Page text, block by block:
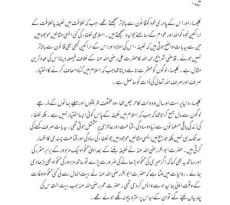
ہیں۔
کلیساء اور اس کے پادری خود کو قانون سے بالاتر سمجھتے تھے ، جب کہ خلافت میں خلیفہ یا خلافت کے
اراکین خود کو اللہ اور عوام کے سامنے جوابدہ سمجھتے ہیں۔اسلامی خلفاء کی کئی ایسی مثالیں موجود ہیں
جن سے یہ بات واضح ہوتی ہیں کہ خلیفہ، اس کی اولاداور اس کے اراکین کبھی بھی قانون سے بالاتر
نہیں ہوئے۔قاضی شریح رحمہ اللہ کا حضرت علی رضی اللہ عنہ کے خلاف فیصلہ دینا اس کی عمدہ ترین
مثال ہے۔کلیساء لوگوں کو مغفرت نامے دیتا تھا جب کہ اسلام میں گناہ معاف کرنے کا اختیار
صرف اور صرف اللہ تعالیٰ کی ذات کو حاصل ہے۔
کلیساء دنیا پرست اور مال و دولت کا حریص تھا، وہ مختلف طریقوں اور حیلے بہانوں کے ذریعے
لوگوں سے مال جمع کرتاتھا کہ جب کہ اسلام میں خلیفہ کے پاس کوئی ایسا اختیار نہیں ہے۔ بلکہ خلفاء
کی زندگی باقی مسلمانوں سے زیادہ سادگی ، قناعت اور عاجزی پر مشتمل ہوتی تھی۔ یہ بات صرف کہنے کی
حد تک ہی نہیں بلکہ تاریخ میں ایسی مثالیں موجود ہیں جو خلفاء کی سادگی اور قناعت پسندی کا اظہار
کرتی ہیں۔ حضرت ابو بکر رضی اللہ عنہ نے خلیفہ بننے کے بعد اپنی تنخواہ ایک مزدور کے برابر مقرر کی
اور ساتھ یہ بھی کہا کہ اگر میری کی تنخواہ بڑھانے کی ضرورت پڑے تو ساتھ مزدور کی تنخواہ بھی بڑھا دی
جائے۔روایات میں ملتا ہے کہ حضرت ابو بکر رضی اللہ عنہ نے بیت المال سے لی گئی تنخواہ وفات
کے وقت اپنی جائیداد سے واپس کر دی تھی۔حضرت عمر رضی اللہ عنہ جب بیت المقدس کی
چابیاں لینے گئے تو ان کے لباس پر سترہ پیوند لگے ہوئے تھے۔